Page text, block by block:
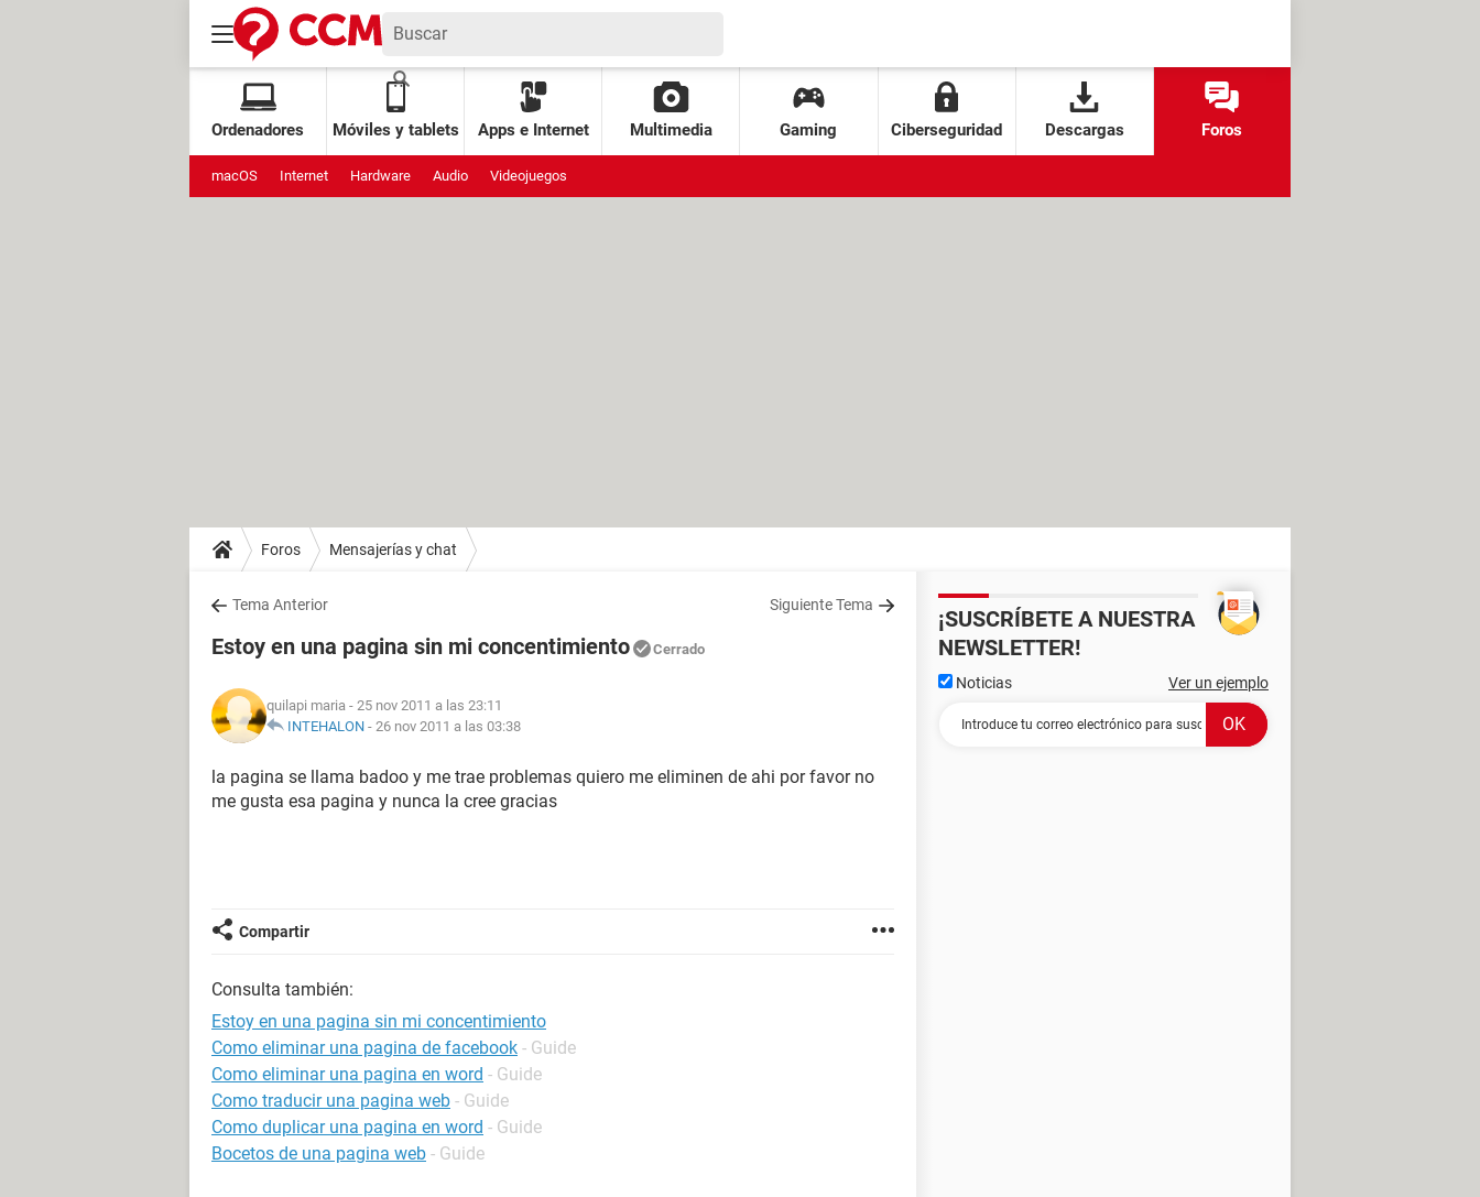
Ordenadores Móviles y tablets Apps e Internet Multimedia Gaming Ciberseguridad Descargas Foros
macOS Internet Hardware Audio Videojuegos
Foros Mensajerías y chat
Tema Anterior Siguiente Tema
Estoy en una pagina sin mi concentimiento Cerrado
quilapi maria - 25 nov 2011 a las 23:11
INTEHALON - 26 nov 2011 a las 03:38
la pagina se llama badoo y me trae problemas quiero me eliminen de ahi por favor no
me gusta esa pagina y nunca la cree gracias
Compartir
Consulta también:
Estoy en una pagina sin mi concentimiento
Como eliminar una pagina de facebook - Guide
Como eliminar una pagina en word - Guide
Como traducir una pagina web - Guide
Como duplicar una pagina en word - Guide
Bocetos de una pagina web - Guide
¡SUSCRÍBETE A NUESTRA
NEWSLETTER!
Noticias Ver un ejemplo